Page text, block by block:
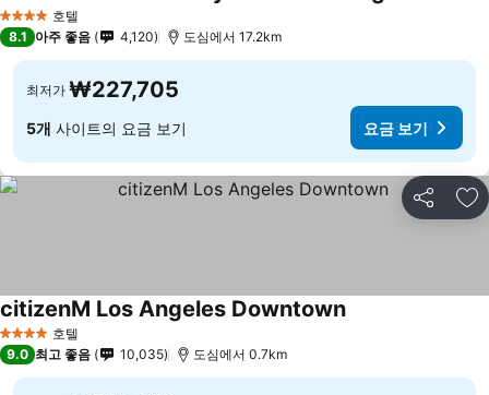
4 성급 호텔
8.1 아주 좋음 4,120 도심에서 17.2km
최저가 ₩227,705
5개 사이트의 요금 보기 요금 보기
공유 즐
4 성급 호텔
citizenM Los Angeles Downtown
9.0 최고 좋음 10,035 도심에서 0.7km